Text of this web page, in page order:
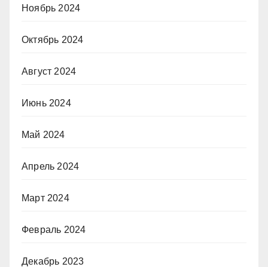
Ноябрь 2024
Октябрь 2024
Август 2024
Июнь 2024
Май 2024
Апрель 2024
Март 2024
Февраль 2024
Декабрь 2023